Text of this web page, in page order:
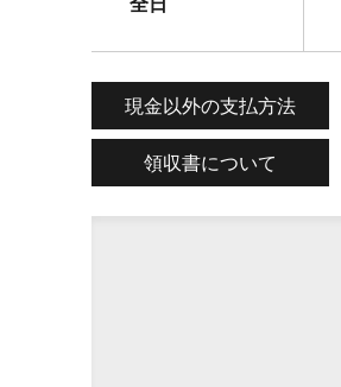
現金以外の支払方法
領収書について